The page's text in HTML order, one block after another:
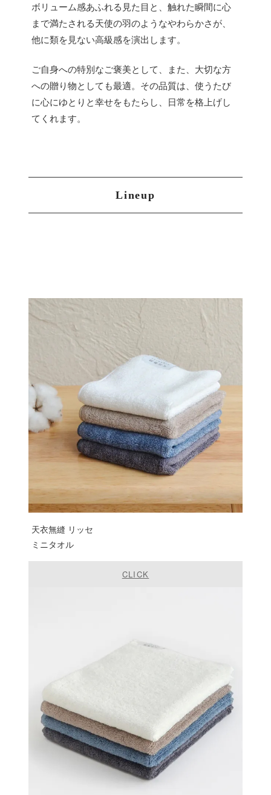
ボリューム感あふれる見た目と、触れた瞬間に心
まで満たされる天使の羽のようなやわらかさが、
他に類を見ない高級感を演出します。
ご自身への特別なご褒美として、また、大切な方
への贈り物としても最適。その品質は、使うたび
に心にゆとりと幸せをもたらし、日常を格上げし
てくれます。
Lineup
天衣無縫 リッセ
ミニタオル
CLICK